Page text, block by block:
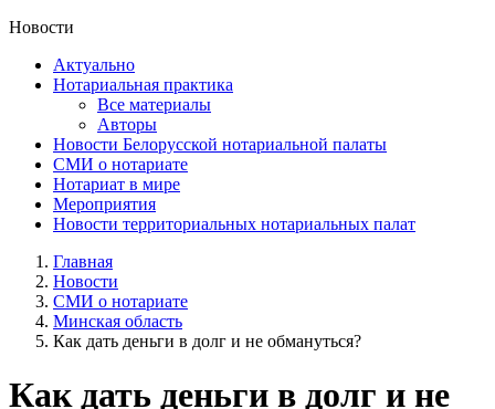
Новости
Актуально
Нотариальная практика
Все материалы
Авторы
Новости Белорусской нотариальной палаты
СМИ о нотариате
Нотариат в мире
Мероприятия
Новости территориальных нотариальных палат
Главная
Новости
СМИ о нотариате
Минская область
Как дать деньги в долг и не обмануться?
Как дать деньги в долг и не